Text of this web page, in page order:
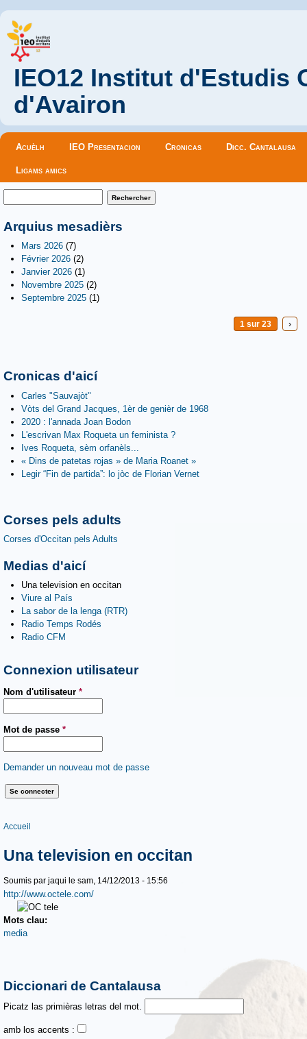
IEO12 Institut d'Estudis
d'Avairon
Menu principal
Acuèlh IEO Presentacion Cronicas Dicc. Cantalausa
Ligams amics
Formulaire de recherche
Arquius mesadièrs
Mars 2026 (7)
Février 2026 (2)
Janvier 2026 (1)
Novembre 2025 (2)
Septembre 2025 (1)
1 sur 23 ›
Cronicas d'aicí
Carles "Sauvajòt"
Vòts del Grand Jacques, 1èr de genièr de 1968
2020 : l'annada Joan Bodon
L'escrivan Max Roqueta un feminista ?
Ives Roqueta, sèm orfanèls...
« Dins de patetas rojas » de Maria Roanet »
Legir “Fin de partida”: lo jòc de Florian Vernet
Corses pels adults
Corses d'Occitan pels Adults
Medias d'aicí
Una television en occitan
Viure al País
La sabor de la lenga (RTR)
Radio Temps Rodés
Radio CFM
Connexion utilisateur
Nom d'utilisateur *
Mot de passe *
Demander un nouveau mot de passe
Vous êtes ici
Accueil
Una television en occitan
Soumis par jaqui le sam, 14/12/2013 - 15:56
http://www.octele.com/
Mots clau:
media
Diccionari de Cantalausa
Picatz las primièras letras del mot.
amb los accents :